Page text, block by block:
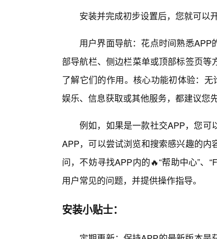
安装并完成初步设置后，您就可以
用户界面导航：花点时间熟悉
部导航栏、侧边栏菜单或顶部标签页
了解它们的作用。核心功能初体验：
娱乐、信息获取或其他服务，都建议您
例如，如果是一款社交APP，您可
APP，可以尝试浏览和搜索感兴趣的
问，不妨寻找APP内的🔥“帮助中心”、
用户常见的问题，并提供操作指导。
安装小贴士：